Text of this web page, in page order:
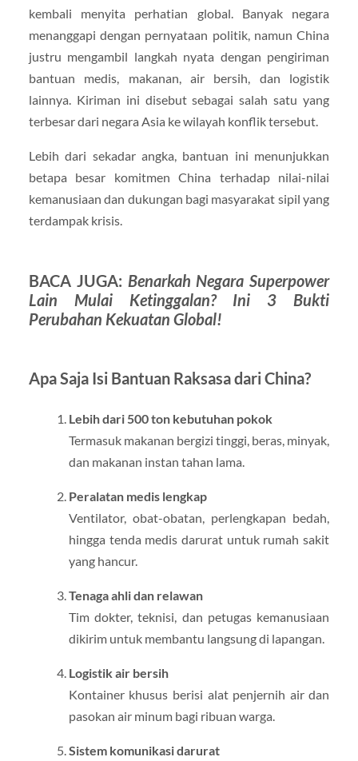
kembali menyita perhatian global. Banyak negara
menanggapi dengan pernyataan politik, namun China
justru mengambil langkah nyata dengan pengiriman
bantuan medis, makanan, air bersih, dan logistik
lainnya. Kiriman ini disebut sebagai salah satu yang
terbesar dari negara Asia ke wilayah konflik tersebut.
Lebih dari sekadar angka, bantuan ini menunjukkan
betapa besar komitmen China terhadap nilai-nilai
kemanusiaan dan dukungan bagi masyarakat sipil yang
terdampak krisis.
BACA JUGA: Benarkah Negara Superpower
Lain Mulai Ketinggalan? Ini 3 Bukti
Perubahan Kekuatan Global!
Apa Saja Isi Bantuan Raksasa dari China?
Lebih dari 500 ton kebutuhan pokok
Termasuk makanan bergizi tinggi, beras, minyak,
dan makanan instan tahan lama.
Peralatan medis lengkap
Ventilator, obat-obatan, perlengkapan bedah,
hingga tenda medis darurat untuk rumah sakit
yang hancur.
Tenaga ahli dan relawan
Tim dokter, teknisi, dan petugas kemanusiaan
dikirim untuk membantu langsung di lapangan.
Logistik air bersih
Kontainer khusus berisi alat penjernih air dan
pasokan air minum bagi ribuan warga.
Sistem komunikasi darurat